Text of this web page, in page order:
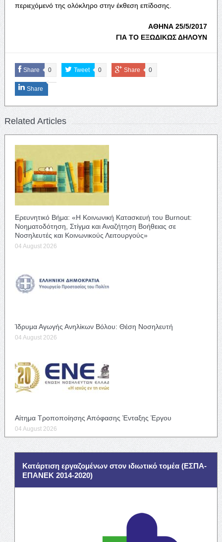
περιεχόμενό της ολόκληρο στην έκθεση επίδοσης.
ΑΘΗΝΑ 25/5/2017
ΓΙΑ ΤΟ ΕΞΩΔΙΚΩΣ ΔΗΛΟΥΝ
Share 0 Tweet 0 Share 0
Share
Related Articles
Ερευνητικό Βήμα: «Η Κοινωνική Κατασκευή του Burnout:
Νοηματοδότηση, Στίγμα και Αναζήτηση Βοήθειας σε
Νοσηλευτές και Κοινωνικούς Λειτουργούς»
04 August 2026
Ίδρυμα Αγωγής Ανηλίκων Βόλου: Θέση Νοσηλευτή
04 August 2026
Αίτημα Τροποποίησης Απόφασης Ένταξης Έργου
04 August 2026
Κατάρτιση εργαζομένων στον ιδιωτικό τομέα (ΕΣΠΑ-
ΕΠΑΝΕΚ 2014-2020)